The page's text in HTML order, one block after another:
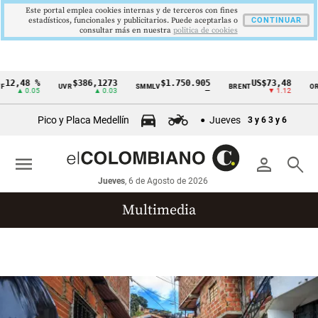
Cintillo
económicos
Colombia
%
▲ 0.05
UVR$386,1273
▲ 0.03
SMMLV $1.750.905 BRENTUS$73,48
▼ 1.12
ORO
Pico y Placa Medellín Jueves 3 y 6 3 y 6
person search
Jueves, 6 de Agosto de 2026
menu
Multimedia
Este portal emplea cookies internas y de terceros con fines
estadísticos, funcionales y publicitarios. Puede aceptarlas o
consultar más en nuestra politica de cookies
CONTINUAR